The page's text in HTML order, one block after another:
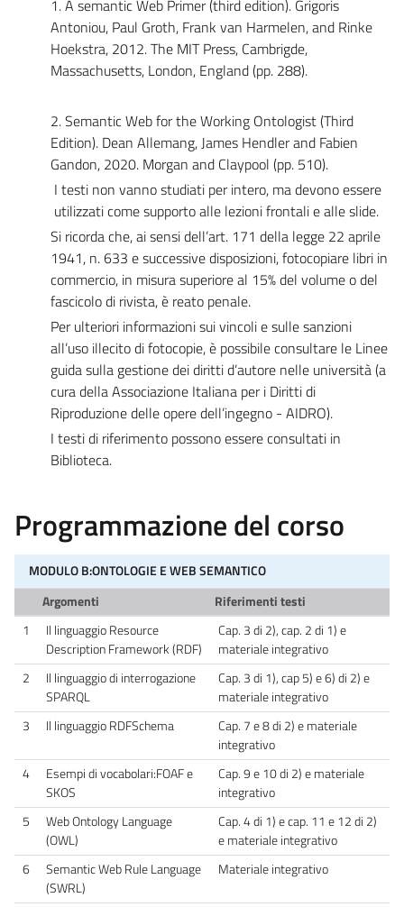
1. A semantic Web Primer (third edition). Grigoris
Antoniou, Paul Groth, Frank van Harmelen, and Rinke
Hoekstra, 2012. The MIT Press, Cambrigde,
Massachusetts, London, England (pp. 288).
2. Semantic Web for the Working Ontologist (Third
Edition). Dean Allemang, James Hendler and Fabien
Gandon, 2020. Morgan and Claypool (pp. 510).
I testi non vanno studiati per intero, ma devono essere
utilizzati come supporto alle lezioni frontali e alle slide.
Si ricorda che, ai sensi dell’art. 171 della legge 22 aprile
1941, n. 633 e successive disposizioni, fotocopiare libri in
commercio, in misura superiore al 15% del volume o del
fascicolo di rivista, è reato penale.
Per ulteriori informazioni sui vincoli e sulle sanzioni
all’uso illecito di fotocopie, è possibile consultare le Linee
guida sulla gestione dei diritti d’autore nelle università (a
cura della Associazione Italiana per i Diritti di
Riproduzione delle opere dell’ingegno - AIDRO).
I testi di riferimento possono essere consultati in
Biblioteca.
Programmazione del corso
MODULO B:ONTOLOGIE E WEB SEMANTICO
Argomenti
Riferimenti testi
1
Il linguaggio Resource
Description Framework (RDF)
Cap. 3 di 2), cap. 2 di 1) e
materiale integrativo
2
Il linguaggio di interrogazione
SPARQL
Cap. 3 di 1), cap 5) e 6) di 2) e
materiale integrativo
3
Il linguaggio RDFSchema
Cap. 7 e 8 di 2) e materiale
integrativo
4
Esempi di vocabolari:FOAF e
SKOS
Cap. 9 e 10 di 2) e materiale
integrativo
5
Web Ontology Language
(OWL)
Cap. 4 di 1) e cap. 11 e 12 di 2)
e materiale integrativo
6
Semantic Web Rule Language
(SWRL)
Materiale integrativo